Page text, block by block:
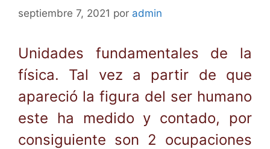
septiembre 7, 2021 por admin
Unidades fundamentales de la
física. Tal vez a partir de que
apareció la figura del ser humano
este ha medido y contado, por
consiguiente son 2 ocupaciones